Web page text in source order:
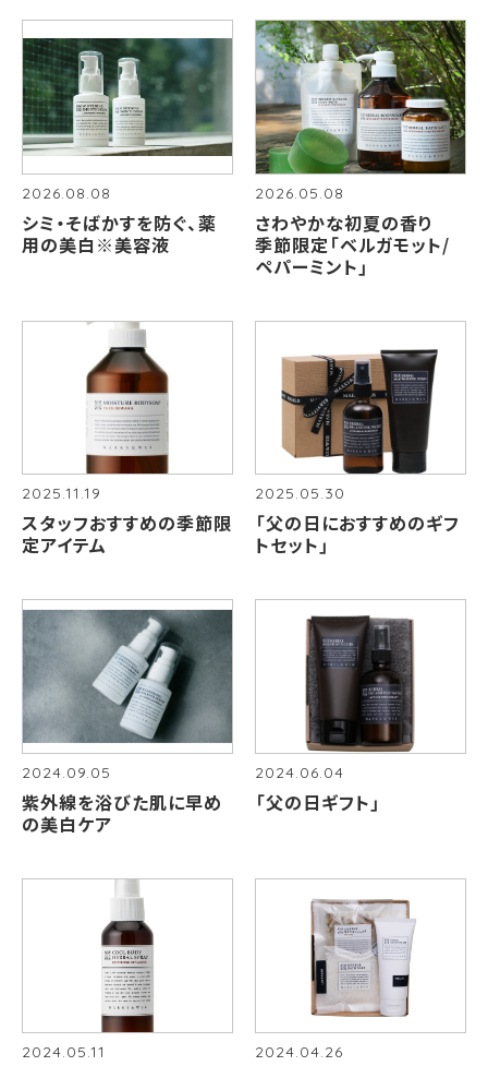
2026.08.08
シミ・そばかすを防ぐ、薬
用の美白※美容液
2026.05.08
さわやかな初夏の香り
季節限定「ベルガモット/
ペパーミント」
2025.11.19
スタッフおすすめの季節限
定アイテム
2025.05.30
「父の日におすすめのギフ
トセット」
2024.09.05
紫外線を浴びた肌に早め
の美白ケア
2024.06.04
「父の日ギフト」
2024.05.11 2024.04.26